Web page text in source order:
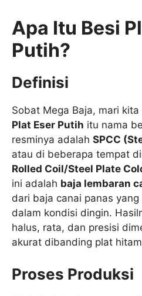
Apa Itu Besi
Putih?
Definisi
Sobat Mega Baja, mari
Plat Eser Putih itu nama
resminya adalah SPCC
atau di beberapa tempat
Rolled Coil/Steel Plate
ini adalah baja lembaran
dari baja canai panas
dalam kondisi dingin.
halus, rata, dan presisi
akurat dibanding plat
Proses Produksi